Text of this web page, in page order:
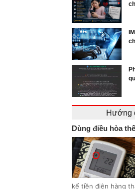
Hướng
Dùng điều hòa
kể tiền điện hàng